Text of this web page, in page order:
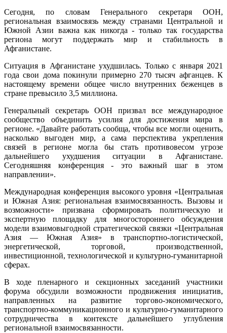
Сегодня, по словам Генерального секретаря ООН,
региональная взаимосвязь между странами Центральной и
Южной Азии важна как никогда - только так государства
региона могут поддержать мир и стабильность в
Афганистане.
Ситуация в Афганистане ухудшилась. Только с января 2021
года свои дома покинули примерно 270 тысяч афганцев. К
настоящему времени общее число внутренних беженцев в
стране превысило 3,5 миллиона.
Генеральный секретарь ООН призвал все международное
сообщество объединить усилия для достижения мира в
регионе. «Давайте работать сообща, чтобы все могли оценить,
насколько выгоден мир, а сама перспектива укрепления
связей в регионе могла бы стать противовесом угрозе
дальнейшего ухудшения ситуации в Афганистане.
Сегодняшняя конференция - это важный шаг в этом
направлении».
Международная конференция высокого уровня «Центральная
и Южная Азия: региональная взаимосвязанность. Вызовы и
возможности» призвана сформировать политическую и
экспертную площадку для многостороннего обсуждения
модели взаимовыгодной стратегической связки «Центральная
Азия — Южная Азия» в транспортно-логистической,
энергетической, торговой, производственной,
инвестиционной, технологической и культурно-гуманитарной
сферах.
В ходе пленарного и секционных заседаний участники
форума обсудили возможности продвижения инициатив,
направленных на развитие торгово-экономического,
транспортно-коммуникационного и культурно-гуманитарного
сотрудничества в контексте дальнейшего углубления
региональной взаимосвязанности.